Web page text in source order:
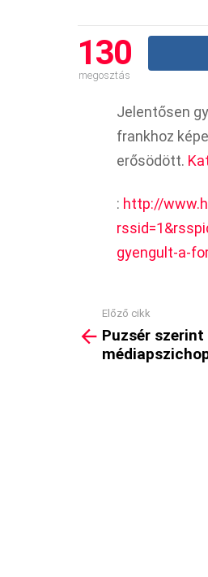
130
megosztás
Jelentősen
frankhoz
erősödött.
: http://
gyengult-a-
more
Előző cikk
Puzsér szerint